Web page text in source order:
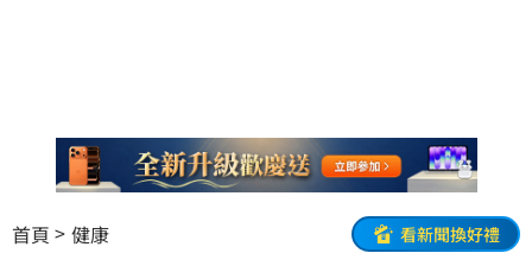
首頁 健康 看新聞換好禮